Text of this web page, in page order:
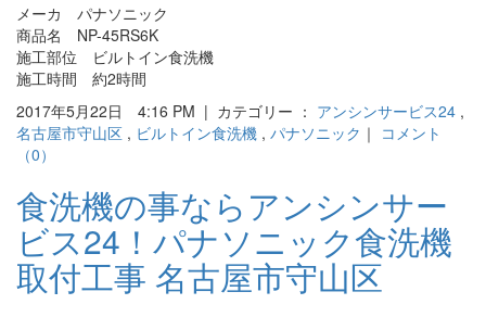
メーカ パナソニック
商品名 NP-45RS6K
施工部位 ビルトイン食洗機
施工時間 約2時間
2017年5月22日 4:16 PM | カテゴリー ： アンシンサービス24 ,
名古屋市守山区 , ビルトイン食洗機 , パナソニック ｜ コメント
（0）
食洗機の事ならアンシンサー
ビス24！パナソニック食洗機
取付工事 名古屋市守山区